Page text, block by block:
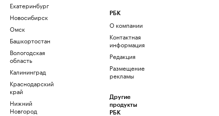
Екатеринбург
Новосибирск
Омск
Башкортостан
Вологодская
область
Калининград
Краснодарский
край
Нижний
Новгород
РБК
О компании
Контактная
информация
Редакция
Размещение
рекламы
Другие
продукты
РБК